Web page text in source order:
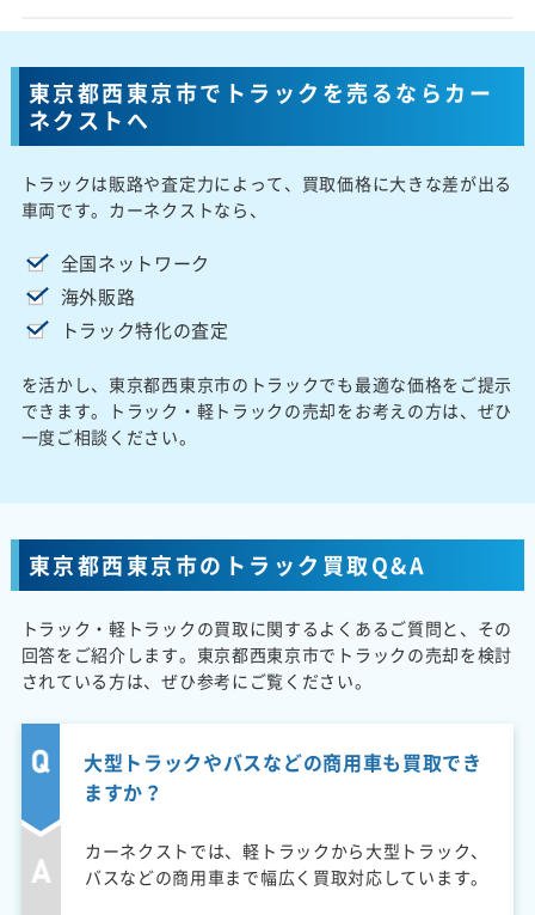
東京都西東京市でトラックを売るならカー
ネクストへ
トラックは販路や査定力によって、買取価格に大きな差が出る
車両です。カーネクストなら、
全国ネットワーク
海外販路
トラック特化の査定
を活かし、東京都西東京市のトラックでも最適な価格をご提示
できます。トラック・軽トラックの売却をお考えの方は、ぜひ
一度ご相談ください。
東京都西東京市のトラック買取Q&A
トラック・軽トラックの買取に関するよくあるご質問と、その
回答をご紹介します。東京都西東京市でトラックの売却を検討
されている方は、ぜひ参考にご覧ください。
大型トラックやバスなどの商用車も買取でき
ますか？
カーネクストでは、軽トラックから大型トラック、
バスなどの商用車まで幅広く買取対応しています。